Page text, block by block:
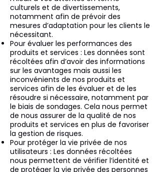
culturels et de divertissements,
notamment afin de prévoir des
mesures d’adaptation pour les clients le
nécessitant.
Pour évaluer les performances des
produits et services : Les données sont
récoltées afin d’avoir des informations
sur les avantages mais aussi les
inconvénients de nos produits et
services afin de les évaluer et de les
résoudre si nécessaire, notamment par
le biais de sondages. Cela nous permet
de nous assurer de la qualité de nos
produits et services en plus de favoriser
la gestion de risques.
Pour protéger la vie privée de nos
utilisateurs : Les données récoltées
nous permettent de vérifier l’identité et
de protéger la vie privée des personnes